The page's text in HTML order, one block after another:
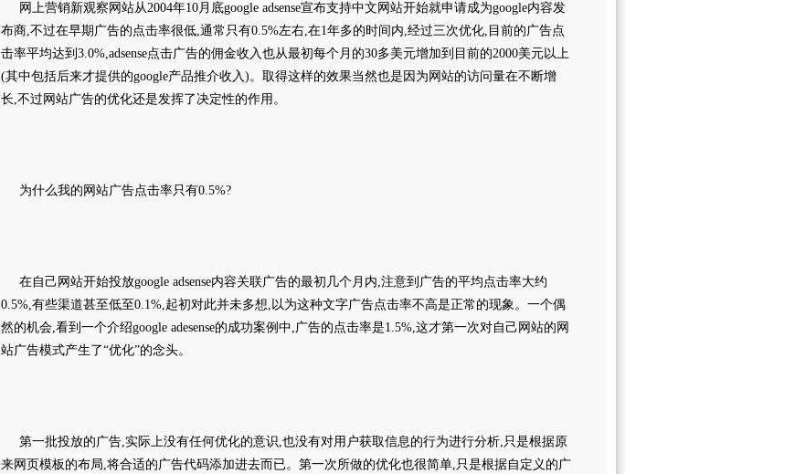
网上营销新观察网站从2004年10月底google adsense宣布支持中文网站开始就申请成为google内容发
布商,不过在早期广告的点击率很低,通常只有0.5%左右,在1年多的时间内,经过三次优化,目前的广告点
击率平均达到3.0%,adsense点击广告的佣金收入也从最初每个月的30多美元增加到目前的2000美元以上
(其中包括后来才提供的google产品推介收入)。取得这样的效果当然也是因为网站的访问量在不断增
长,不过网站广告的优化还是发挥了决定性的作用。
为什么我的网站广告点击率只有0.5%?
在自己网站开始投放google adsense内容关联广告的最初几个月内,注意到广告的平均点击率大约
0.5%,有些渠道甚至低至0.1%,起初对此并未多想,以为这种文字广告点击率不高是正常的现象。一个偶
然的机会,看到一个介绍google adesense的成功案例中,广告的点击率是1.5%,这才第一次对自己网站的网
站广告模式产生了“优化”的念头。
第一批投放的广告,实际上没有任何优化的意识,也没有对用户获取信息的行为进行分析,只是根据原
来网页模板的布局,将合适的广告代码添加进去而已。第一次所做的优化也很简单,只是根据自定义的广